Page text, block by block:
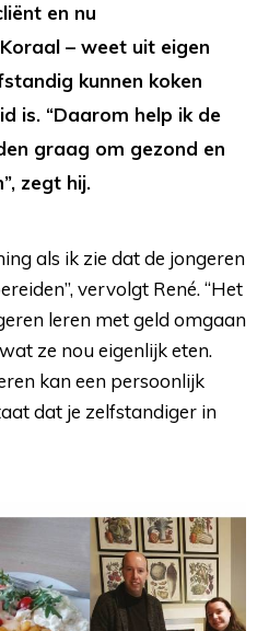
en nu
– weet uit eigen
kunnen koken
is. “Daarom help ik de
graag om gezond en
zegt hij.
als ik zie dat de jongeren
vervolgt René. “Het
leren met geld omgaan
ze nou eigenlijk eten.
kan een persoonlijk
dat je zelfstandiger in